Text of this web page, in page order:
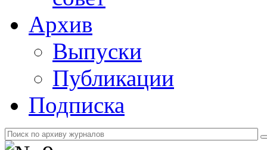
Архив
Выпуски
Публикации
Подписка